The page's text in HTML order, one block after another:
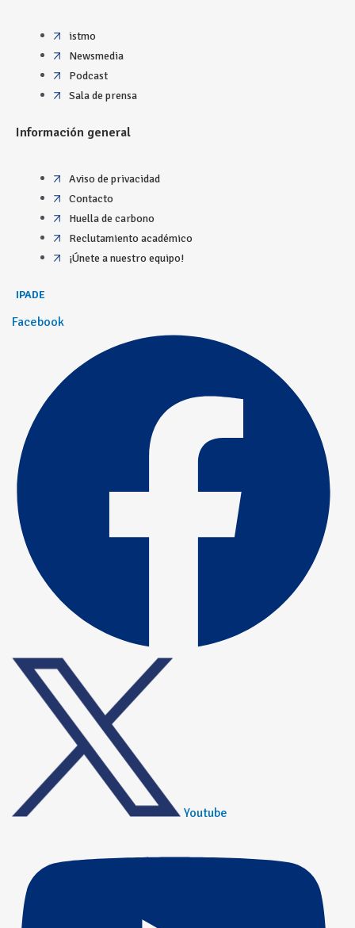
istmo
Newsmedia
Podcast
Sala de prensa
Información general
Aviso de privacidad
Contacto
Huella de carbono
Reclutamiento académico
¡Únete a nuestro equipo!
IPADE
Facebook
Youtube